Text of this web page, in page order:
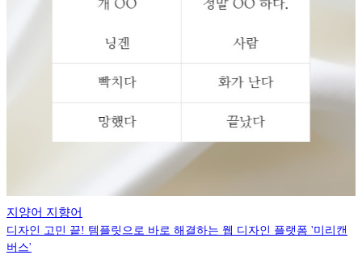
지양어 지향어
디자인 고민 끝! 템플릿으로 바로 해결하는 웹 디자인 플랫폼 '미리캔
버스'